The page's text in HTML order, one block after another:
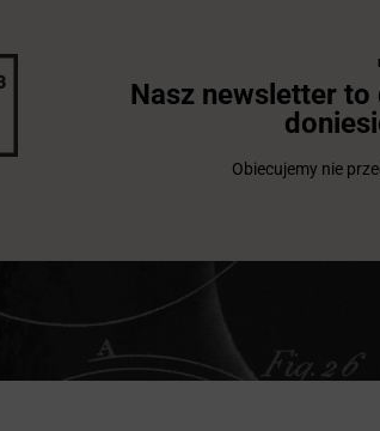
Nasz newsletter
Obiecujemy nie